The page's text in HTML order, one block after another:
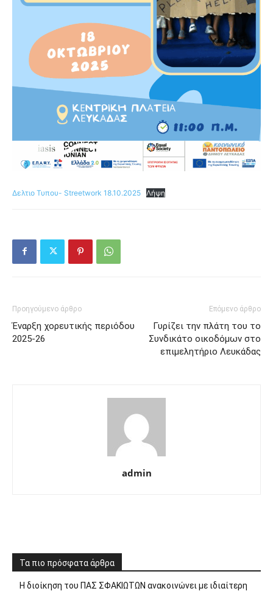
Δελτιο Τυπου- Streetwork 18.10.2025 Λήψη
Προηγούμενο άρθρο
Έναρξη χορευτικής περιόδου
2025-26
Επόμενο άρθρο
Γυρίζει την πλάτη του το
Συνδικάτο οικοδόμων στο
επιμελητήριο Λευκάδας
admin
Τα πιο πρόσφατα άρθρα
Η διοίκηση του ΠΑΣ ΣΦΑΚΙΩΤΩΝ ανακοινώνει με ιδιαίτερη